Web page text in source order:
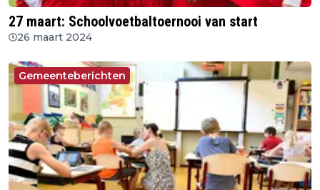
27 maart: Schoolvoetbaltoernooi van start
26 maart 2024
Gemeenteberichten